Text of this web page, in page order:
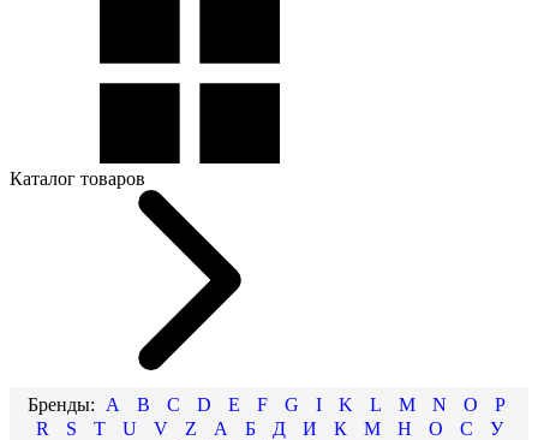
Каталог товаров
A B C D E F G I K L M N O
P
R
S T U V Z А Б Д И К М Н О С
У